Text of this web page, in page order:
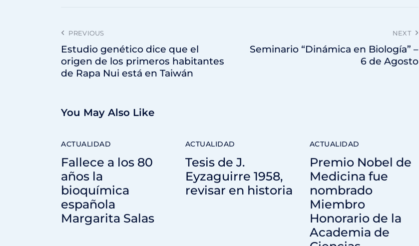
PREVIOUS
Estudio genético dice que el
origen de los primeros habitantes
de Rapa Nui está en Taiwán
NEXT
Seminario “Dinámica en Biología” –
6 de Agosto
You May Also Like
ACTUALIDAD
Fallece a los 80
años la
bioquímica
española
Margarita Salas
ACTUALIDAD
Tesis de J.
Eyzaguirre 1958,
revisar en historia
ACTUALIDAD
Premio Nobel de
Medicina fue
nombrado
Miembro
Honorario de la
Academia de